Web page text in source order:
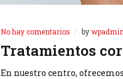
No hay comentarios bywpadmin
Tratamientos
En nuestro centro,